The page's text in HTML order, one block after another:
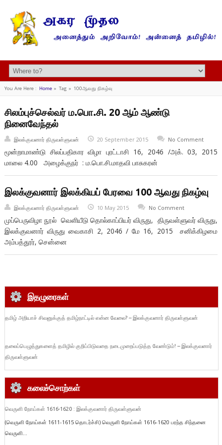
You Are Here : Home» Tag » 100ஆவது நிகழ்வு
சிலம்புச்செல்வர் ம.பொ.சி. 20 ஆம் ஆண்டு
நினைவேந்தல்
இலக்குவனார் திருவள்ளுவன் 20 September 2015 No Comment
மூன்றாமாண்டு சிலப்பதிகார விழா புரட்டாசி 16, 2046 /அக். 03, 2015
மாலை 4.00 அழைக்குநர் : ம.பொ.சி.மாதவி பாசுகரன்
இலக்குவனார் இலக்கியப் பேரவை 100 ஆவது நிகழ்வு
இலக்குவனார் திருவள்ளுவன் 10 May 2015 No Comment
முப்பெருவிழா நூல் வெளியீடு தொல்காப்பியர் விருது, திருவள்ளுவர் விருது,
இலக்குவனார் விருது வைகாசி 2, 2046 / மே 16, 2015 சனிக்கிழமை
அம்பத்தூர், சென்னை
இதழுரைகள்
தமிழ் அறியாச் சிவனுக்குத் தமிழ்நாட்டில் என்ன வேலை? – இலக்குவனார் திருவள்ளுவன்
தலைப்பெழுத்துகளைத் தமிழில் குறிப்பிடுவதை நடைமுறைப்படுத்த வேண்டும்! – இலக்குவனார்
திருவள்ளுவன்
கலைச்சொற்கள்
வெருளி நோய்கள் 1616-1620 : இலக்குவனார் திருவள்ளுவன்
(வெருளி நோய்கள் 1611-1615 தொடர்ச்சி) வெருளி நோய்கள் 1616-1620 பரந்த சிந்தனை
வெருளி...